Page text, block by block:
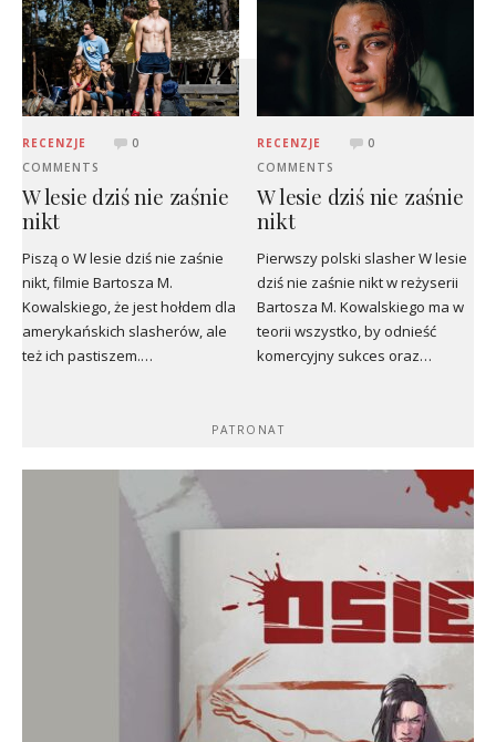
RECENZJE
0
COMMENTS
W lesie dziś nie zaśnie
nikt
Piszą o W lesie dziś nie zaśnie
nikt, filmie Bartosza M.
Kowalskiego, że jest hołdem dla
amerykańskich slasherów, ale
też ich pastiszem.…
RECENZJE
0
COMMENTS
W lesie dziś nie zaśnie
nikt
Pierwszy polski slasher W lesie
dziś nie zaśnie nikt w reżyserii
Bartosza M. Kowalskiego ma w
teorii wszystko, by odnieść
komercyjny sukces oraz…
PATRONAT